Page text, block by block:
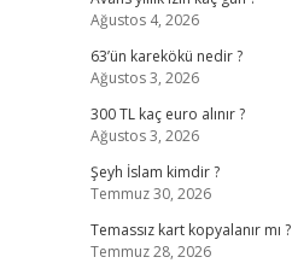
Ağustos 4, 2026
63’ün karekökü nedir ?
Ağustos 3, 2026
300 TL kaç euro alınır ?
Ağustos 3, 2026
Şeyh İslam kimdir ?
Temmuz 30, 2026
Temassız kart kopyalanır mı ?
Temmuz 28, 2026